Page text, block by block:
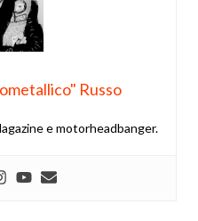
Russo
e motorheadbanger.